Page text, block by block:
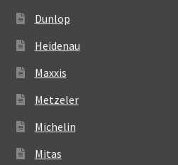
Dunlop
Heidenau
Maxxis
Metzeler
Michelin
Mitas